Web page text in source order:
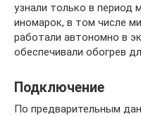
узнали только в период
иномарок, в том числе
работали автономно в
обеспечивали обогрев
Подключение
По предварительным